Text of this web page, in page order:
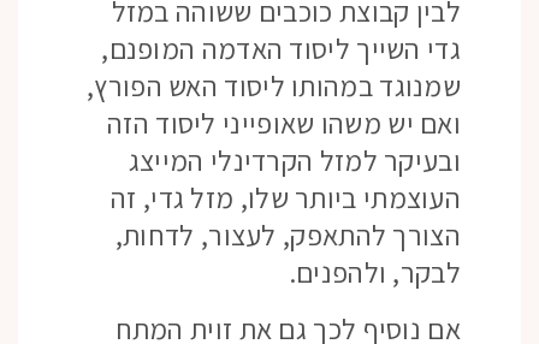
לבין קבוצת כוכבים ששוהה במזל
גדי השייך ליסוד האדמה המופנם,
שמנוגד במהותו ליסוד האש הפורץ,
ואם יש משהו שאופייני ליסוד הזה
ובעיקר למזל הקרדינלי המייצג
העוצמתי ביותר שלו, מזל גדי, זה
הצורך להתאפק, לעצור, לדחות,
לבקר, ולהפנים.
אם נוסיף לכך גם את זוית המתח